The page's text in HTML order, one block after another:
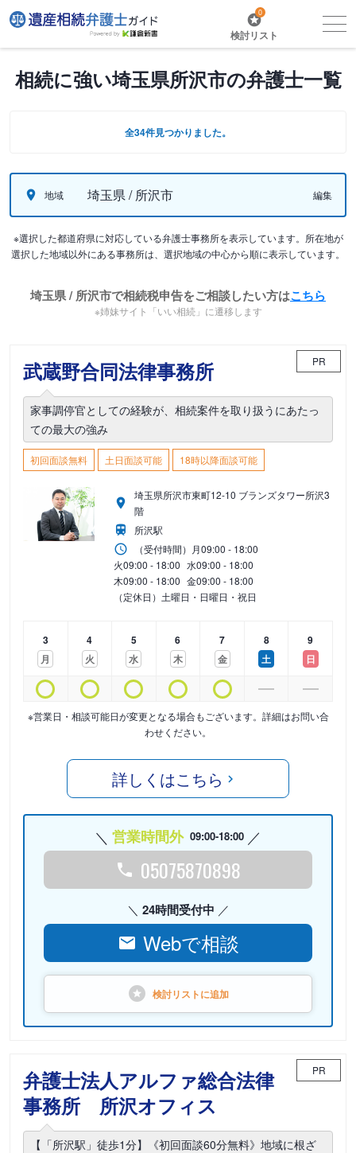
0
検討リスト
相続に強い埼玉県所沢市の弁護士一覧
全34件見つかりました。
地域 埼玉県 / 所沢市 編集
※選択した都道府県に対応している弁護士事務所を表示しています。所在地が
選択した地域以外にある事務所は、選択地域の中心から順に表示しています。
埼玉県 / 所沢市で相続税申告をご相談したい方はこちら
※姉妹サイト「いい相続」に遷移します
武蔵野合同法律事務所 PR
家事調停官としての経験が、相続案件を取り扱うにあたっ
ての最大の強み
初回面談無料 土日面談可能 18時以降面談可能
埼玉県所沢市東町12-10 ブランズタワー所沢3
階
所沢駅
（受付時間） 月09:00 - 18:00
火09:00 - 18:00 水09:00 - 18:00
木09:00 - 18:00 金09:00 - 18:00
（定休日）土曜日・日曜日・祝日
3
月
4
火
5
水
6
木
7
金
8
土
9
日
※営業日・相談可能日が変更となる場合もございます。詳細はお問い合
わせください。
詳しくはこちら
営業時間外 09:00-18:00
05075870898
24時間受付中
Webで相談
検討リストに追加
弁護士法人アルファ総合法律
事務所 所沢オフィス
PR
【「所沢駅」徒歩1分】《初回面談60分無料》地域に根ざ